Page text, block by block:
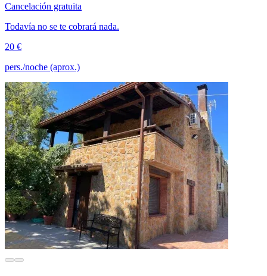
Cancelación gratuita
Todavía no se te cobrará nada.
20 €
pers./noche (aprox.)